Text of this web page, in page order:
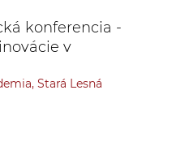
konferencia -
v
Stará Lesná